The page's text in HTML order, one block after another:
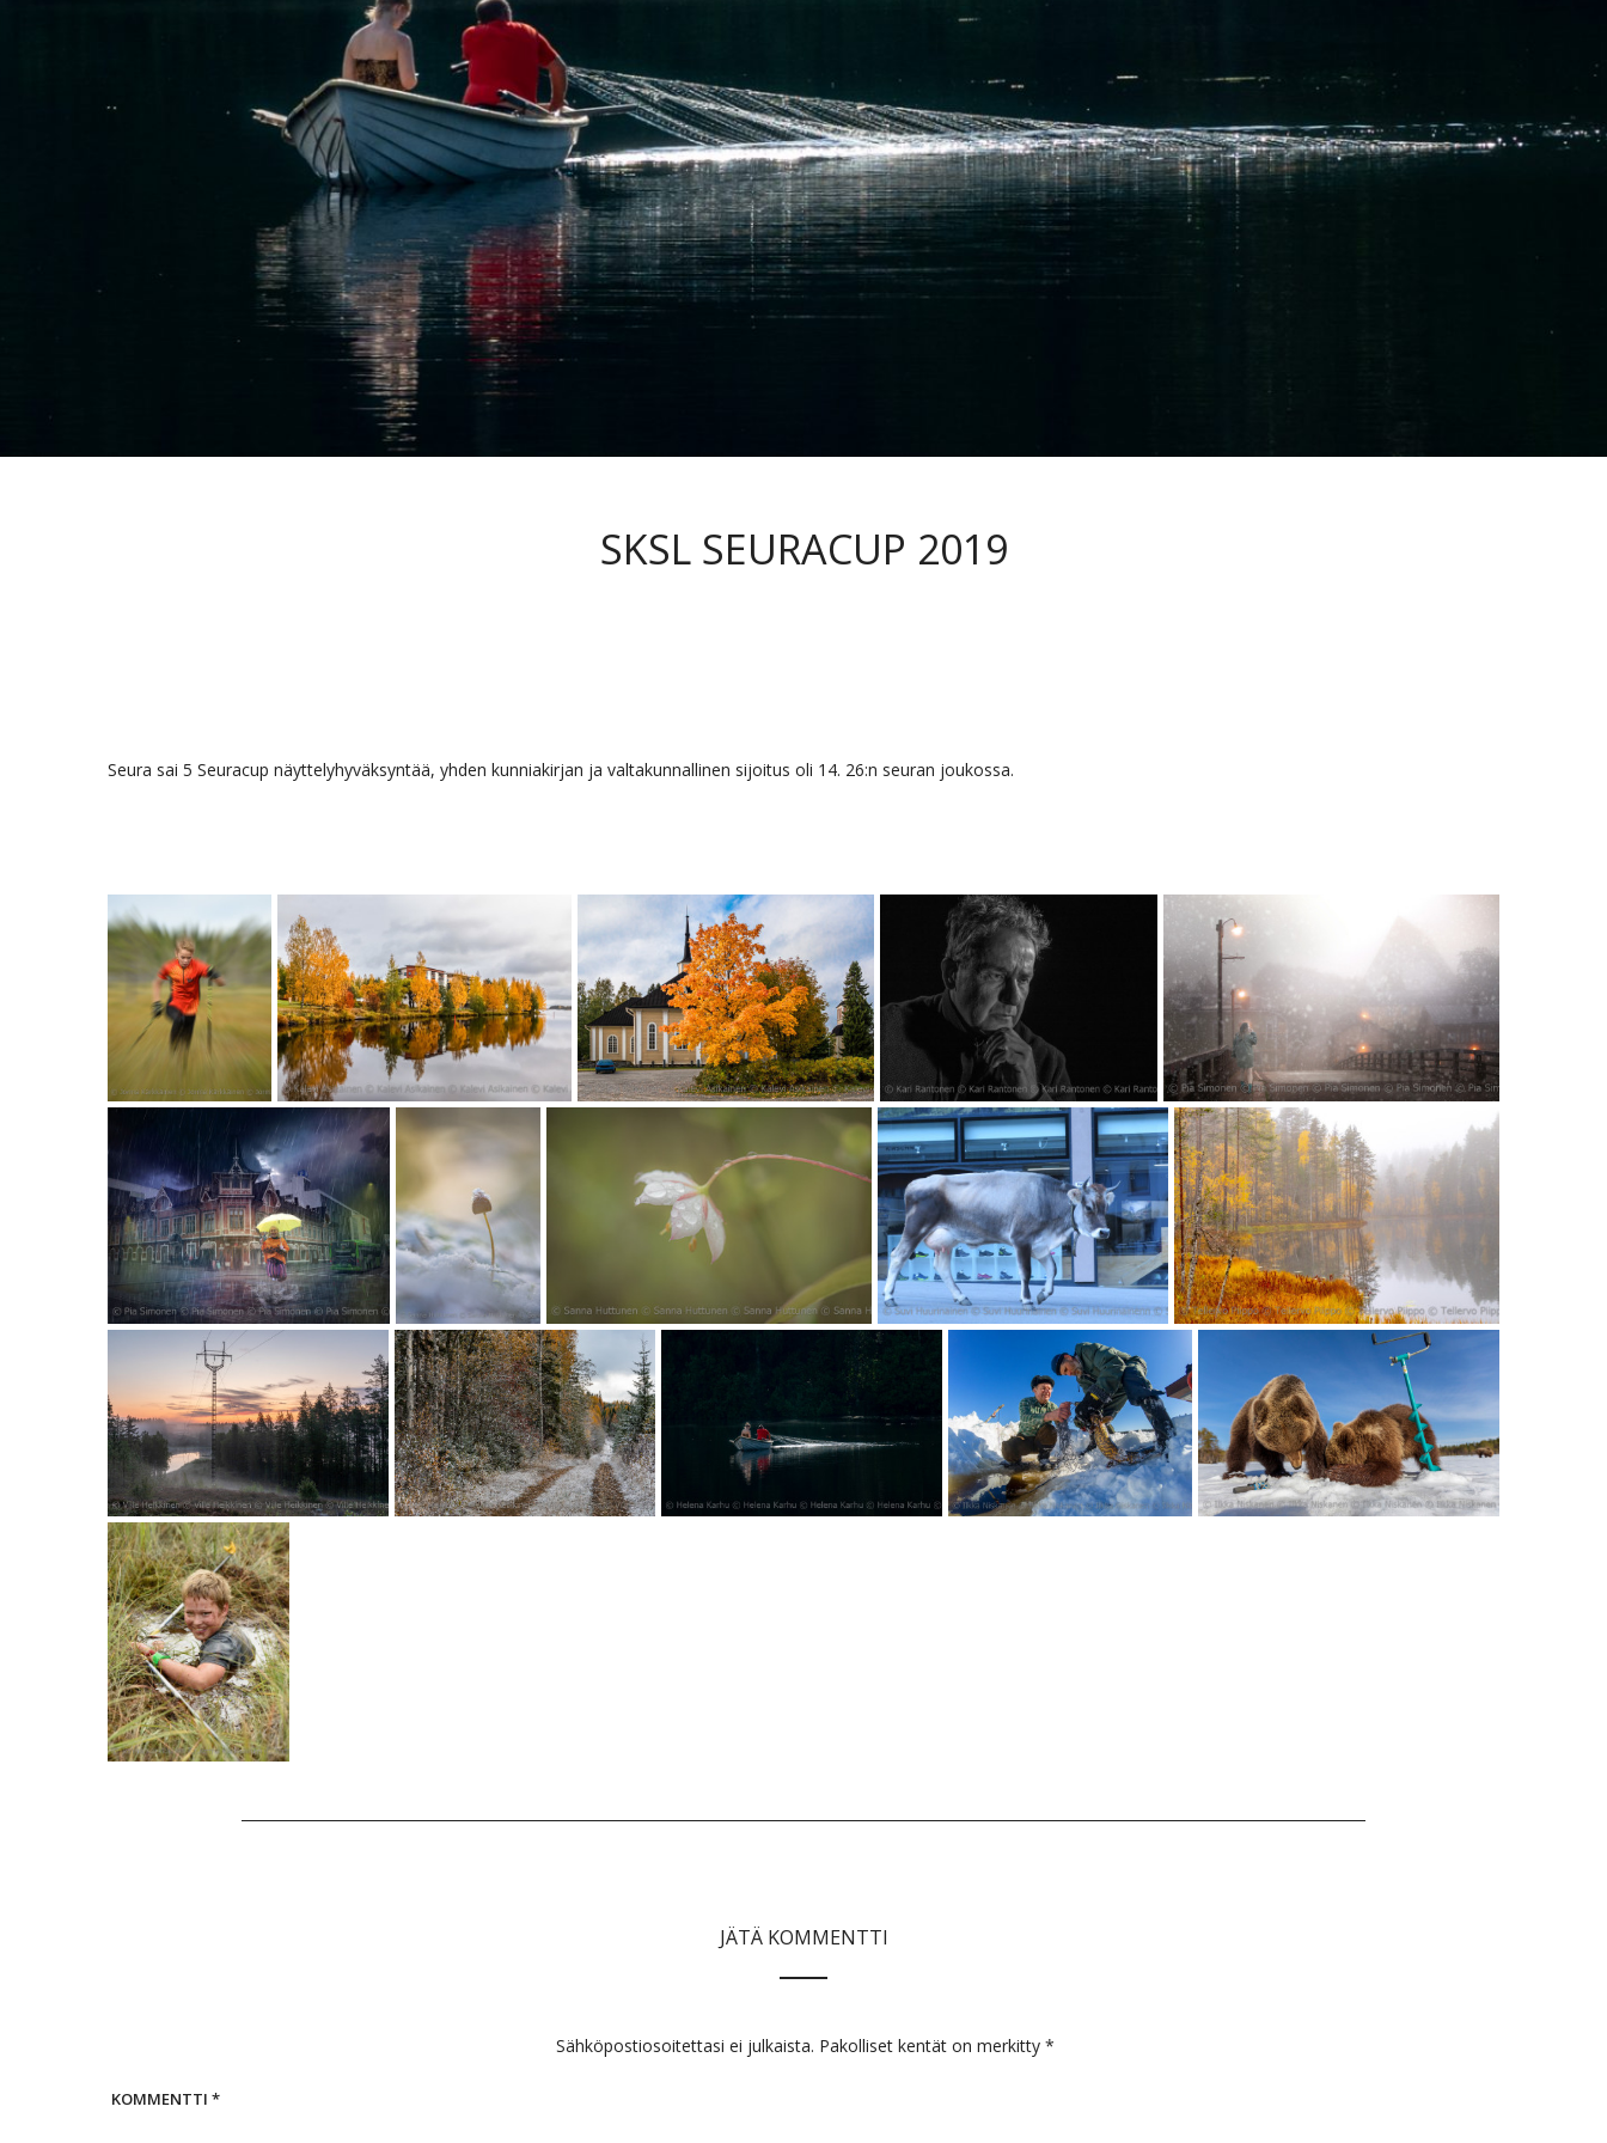
SKSL SEURACUP 2019
Seura sai 5 Seuracup näyttelyhyväksyntää, yhden kunniakirjan ja valtakunnallinen sijoitus oli 14. 26:n seuran joukossa.
JÄTÄ KOMMENTTI
Sähköpostiosoitettasi ei julkaista. Pakolliset kentät on merkitty *
KOMMENTTI *